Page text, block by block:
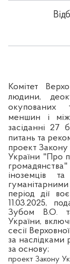
Комітет
людини,
окупованих
меншин і
засіданні 27
питань та р
проект Закону
України "Про
іноземців
період дії
11.03.2025,
Зубом В.О.
України,
сесії
за наслідками
за основу;
проект Закону